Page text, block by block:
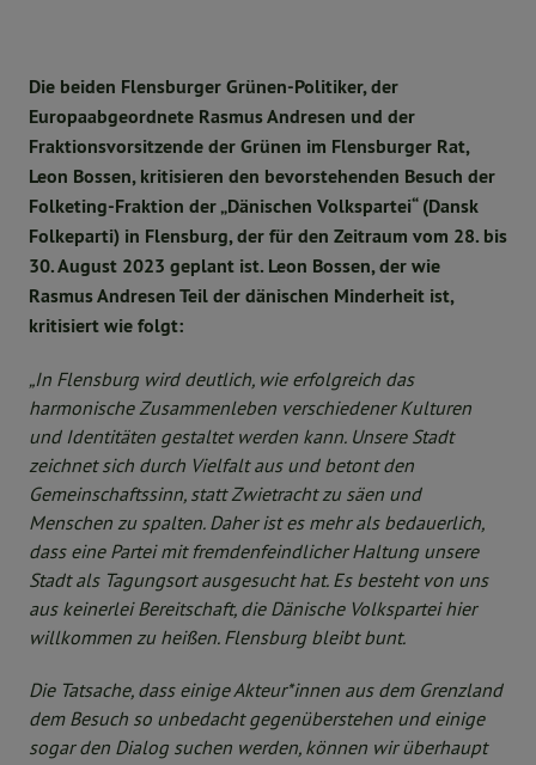
Die beiden Flensburger Grünen-Politiker, der
Europaabgeordnete Rasmus Andresen und der
Fraktionsvorsitzende der Grünen im Flensburger Rat,
Leon Bossen, kritisieren den bevorstehenden Besuch der
Folketing-Fraktion der „Dänischen Volkspartei“ (Dansk
Folkeparti) in Flensburg, der für den Zeitraum vom 28. bis
30. August 2023 geplant ist. Leon Bossen, der wie
Rasmus Andresen Teil der dänischen Minderheit ist,
kritisiert wie folgt:
„In Flensburg wird deutlich, wie erfolgreich das
harmonische Zusammenleben verschiedener Kulturen
und Identitäten gestaltet werden kann. Unsere Stadt
zeichnet sich durch Vielfalt aus und betont den
Gemeinschaftssinn, statt Zwietracht zu säen und
Menschen zu spalten. Daher ist es mehr als bedauerlich,
dass eine Partei mit fremdenfeindlicher Haltung unsere
Stadt als Tagungsort ausgesucht hat. Es besteht von uns
aus keinerlei Bereitschaft, die Dänische Volkspartei hier
willkommen zu heißen. Flensburg bleibt bunt.
Die Tatsache, dass einige Akteur*innen aus dem Grenzland
dem Besuch so unbedacht gegenüberstehen und einige
sogar den Dialog suchen werden, können wir überhaupt